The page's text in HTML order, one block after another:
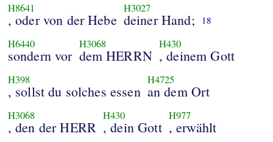
H8641
, oder von der Hebe
H3027
deiner Hand; 18
H6440
sondern vor
H3068
dem HERRN
H430
, deinem Gott
H398
, sollst du solches essen
H4725
an dem Ort
H3068
, den der HERR
H430
, dein Gott
H977
, erwählt